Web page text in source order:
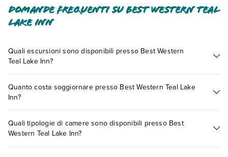
Domande frequenti su Best Western Teal
Lake Inn
Quali escursioni sono disponibili presso Best Western
Teal Lake Inn?
presso Best Western Teal Lake Inn. Scoprile tutte nella
sezione dedicata
Quanto costa soggiornare presso Best Western Teal Lake
Inn?
a vari fattori (per es. date, condizioni dell'hotel, ecc). Per
consultare i prezzi, compila il motore di ricerca e scegli
Quali tipologie di camere sono disponibili presso Best
Western Teal Lake Inn?